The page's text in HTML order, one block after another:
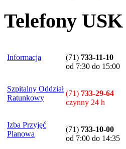
Telefony USK
Informacja (71) 733-11-10
od 7:30 do 15:00
Szpitalny Oddział
Ratunkowy
(71) 733-29-64
czynny 24 h
Izba Przyjęć
Planowa
(71) 733-10-00
od 7:00 do 14:35